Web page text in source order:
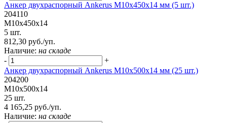
Анкер двухраспорный Ankerus М10х450х14 мм (5 шт.)
204110
М10х450х14
5 шт.
812,30 руб./уп.
Наличие: на складе
-
+
Анкер двухраспорный Ankerus М10х500х14 мм (25 шт.)
204200
М10х500х14
25 шт.
4 165,25 руб./уп.
Наличие: на складе